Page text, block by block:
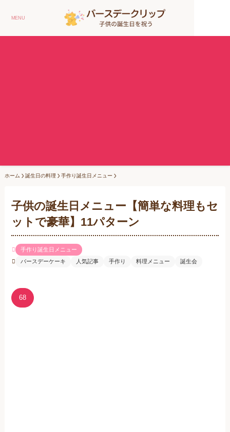
MENU
ホーム 誕生日の料理 手作り誕生日メニュー
子供の誕生日メニュー【簡単な料理もセ
ットで豪華】11パターン
手作り誕生日メニュー
バースデーケーキ
人気記事 手作り 料理メニュー 誕生会
68